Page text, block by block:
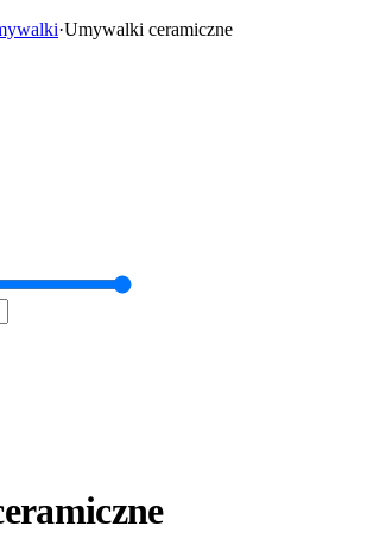
·Umywalki ceramiczne